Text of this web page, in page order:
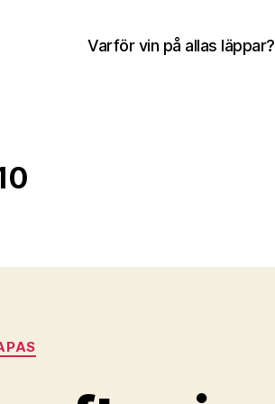
Varför vin på allas läppar?